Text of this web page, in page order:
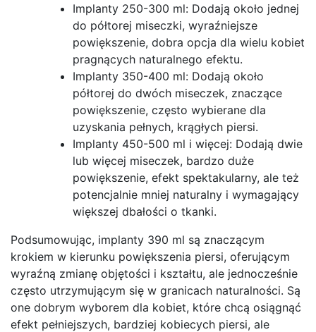
Implanty 250-300 ml: Dodają około jednej
do półtorej miseczki, wyraźniejsze
powiększenie, dobra opcja dla wielu kobiet
pragnących naturalnego efektu.
Implanty 350-400 ml: Dodają około
półtorej do dwóch miseczek, znaczące
powiększenie, często wybierane dla
uzyskania pełnych, krągłych piersi.
Implanty 450-500 ml i więcej: Dodają dwie
lub więcej miseczek, bardzo duże
powiększenie, efekt spektakularny, ale też
potencjalnie mniej naturalny i wymagający
większej dbałości o tkanki.
Podsumowując, implanty 390 ml są znaczącym
krokiem w kierunku powiększenia piersi, oferującym
wyraźną zmianę objętości i kształtu, ale jednocześnie
często utrzymującym się w granicach naturalności. Są
one dobrym wyborem dla kobiet, które chcą osiągnąć
efekt pełniejszych, bardziej kobiecych piersi, ale